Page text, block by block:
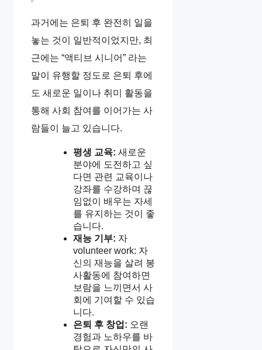
과거에는 은퇴 후 완전히 일을
놓는 것이 일반적이었지만, 최
근에는 “액티브 시니어” 라는
말이 유행할 정도로 은퇴 후에
도 새로운 일이나 취미 활동을
통해 사회 참여를 이어가는 사
람들이 늘고 있습니다.
평생 교육: 새로운
분야에 도전하고 싶
다면 관련 교육이나
강좌를 수강하며 끊
임없이 배우는 자세
를 유지하는 것이 좋
습니다.
재능 기부: 자
volunteer work: 자
신의 재능을 살려 봉
사활동에 참여하면
보람을 느끼면서 사
회에 기여할 수 있습
니다.
은퇴 후 창업: 오랜
경험과 노하우를 바